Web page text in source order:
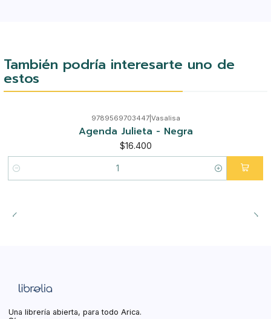
También podría interesarte uno de
estos
9789569703447| Vasalisa
Agenda Julieta - Negra
$16.400
Cantidad
Una librería abierta, para todo Arica.